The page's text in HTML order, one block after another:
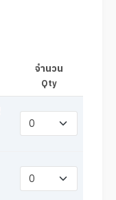
จำนวน
Qty